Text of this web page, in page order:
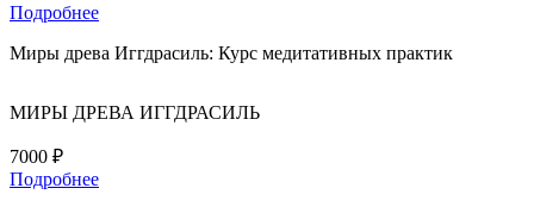
Подробнее
Миры древа Иггдрасиль: Курс медитативных практик
МИРЫ ДРЕВА ИГГДРАСИЛЬ
7000 ₽
Подробнее